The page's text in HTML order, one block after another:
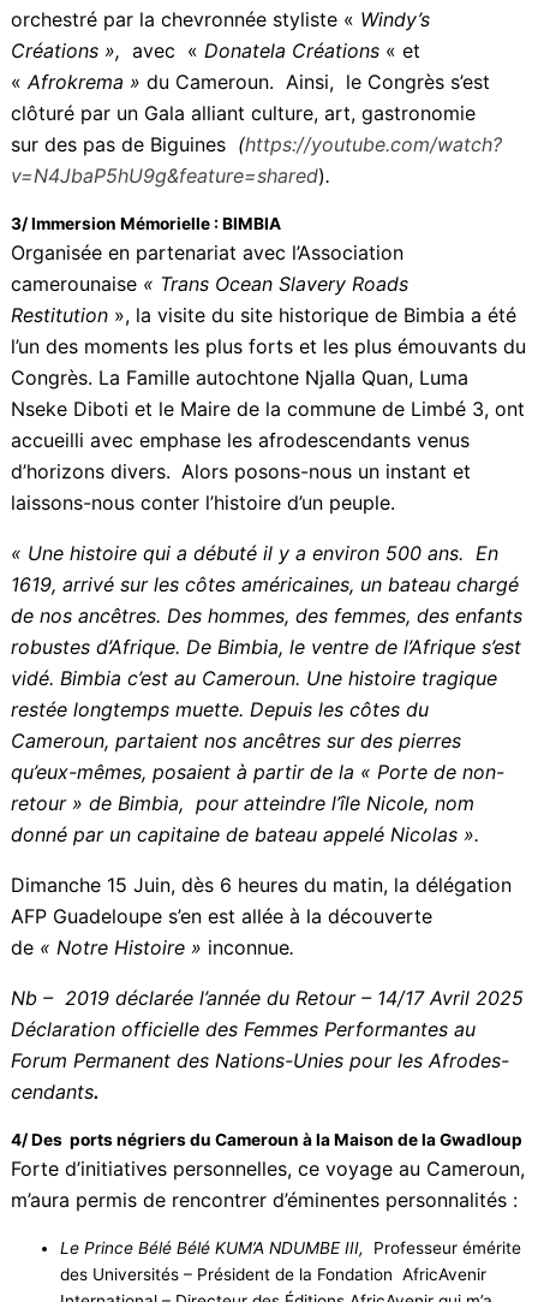
une ambiance de célébration. S’en est suivie une
présentation inédite et poétique de Winny kaona
empruntée au «Mega Fashion Show afro-caribéen »
orchestré par la chevronnée styliste « Windy’s
Créations »,avec « Donatela Créations« et
« Afrokrema »du Cameroun. Ainsi, le Congrès s’est
sur des pas de Biguines(https://youtube.com/watch?
v=N4JbaP5hU9g&feature=shared).
3/ Immersion Mémorielle : BIMBIA
Organisée en partenariat avec l’Association
camerounaise« Trans Ocean Slavery Roads
Restitution», la visite du site historique de Bimbia a
été l’un des moments les plus forts et les plus
émouvants du Congrès. La Famille autochtone Njalla
Quan, Luma Nseke Diboti et le Maire de la commune
afrodescendants venus d’horizons divers. Alors
posons-nous un instant et laissons-nous
conter l’histoire d’un peuple.
« Une histoire qui a débuté il y a environ 500 ans. En
1619, arrivé sur les côtes américaines, un bateau
chargé de nos ancêtres. Des hommes, des femmes,
des enfants robustes d’Afrique. De Bimbia, le ventre
de l’Afrique s’est vidé. Bimbia c’est au Cameroun. Une
histoire tragique restée longtemps muette. Depuis les
pierres qu’eux-mêmes, posaient à partir de la « Porte
de non-retour » de Bimbia, pour atteindre l’île Nicole,
nom donné par un capitaine de bateau
Dimanche 15 Juin, dès 6 heures du matin, la
délégation AFP Guadeloupe s’en est allée à la
découverte de
Nb – 2019 déclarée l’année du Retour – 14/17 Avril
2025 Déclaration officielle des Femmes Performantes
au Forum Permanent des Nations-Unies pour les
Afrodes-cendants .
4/ Des ports négriers du Cameroun à la Maison de la